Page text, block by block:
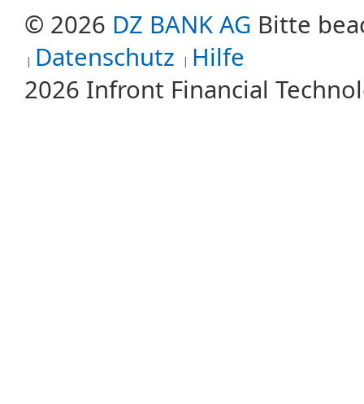
© 2026 DZ BANK AG Bitte
Datenschutz Hilfe
2026 Infront Financial